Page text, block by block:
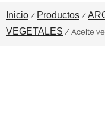
Inicio / Productos /
VEGETALES / Aceite